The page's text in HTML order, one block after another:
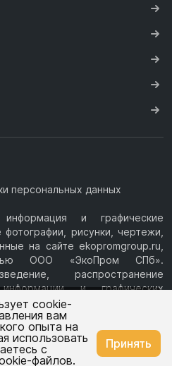
персональных данных
и графические
рисунки, чертежи,
на сайте ekopromgroup.ru,
ООО «ЭкоПром СПб».
распространение
и графических
только с письменного
СПб» (ИНН 7814376069, ОГРН
адрес: 194044, г. Санкт-
литера М.) Информация на
публичной офертой.
— Москва
Да, всё верно
cookie-
вам
опыта на
использовать
с
файлов.
Принять